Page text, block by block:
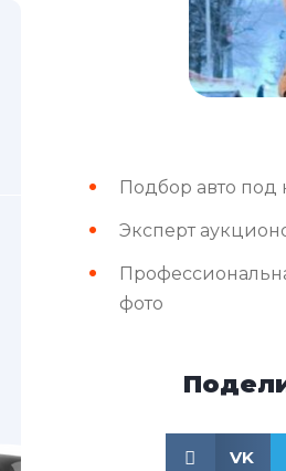
Подбор авто
Эксперт
фото
VK